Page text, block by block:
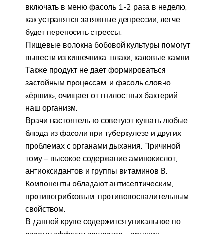
включать в меню фасоль 1-2 раза в неделю,
как устранятся затяжные депрессии, легче
будет переносить стрессы.
Пищевые волокна бобовой культуры помогут
вывести из кишечника шлаки, каловые камни.
Также продукт не дает формироваться
застойным процессам, и фасоль словно
«ёршик», очищает от гнилостных бактерий
наш организм.
Врачи настоятельно советуют кушать любые
блюда из фасоли при туберкулезе и других
проблемах с органами дыхания. Причиной
тому – высокое содержание аминокислот,
антиоксидантов и группы витаминов В.
Компоненты обладают антисептическим,
противогрибковым, противовоспалительным
свойством.
В данной крупе содержится уникальное по